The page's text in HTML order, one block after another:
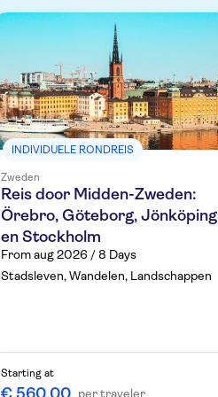
INDIVIDUELE RONDREIS
Zweden
Reis door Midden-Zweden:
Örebro, Göteborg, Jönköping
en Stockholm
From aug 2026 / 8 Days
Stadsleven, Wandelen, Landschappen
Starting at
€ 560,00 per traveler